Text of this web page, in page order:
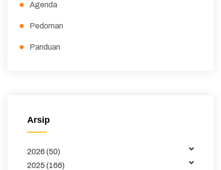
Agenda
Pedoman
Panduan
Buku dan Jurnal
Data
Arsip
2026 (50)
2025 (166)